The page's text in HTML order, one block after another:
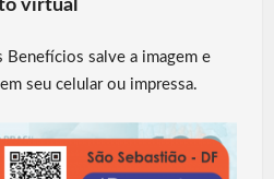
virtual
Benefícios salve a imagem e
seu celular ou impressa.